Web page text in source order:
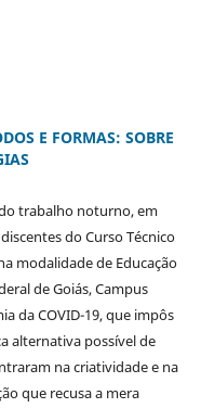
E FORMAS: SOBRE
trabalho noturno, em
do Curso Técnico
modalidade de Educação
de Goiás, Campus
da COVID-19, que impôs
alternativa possível de
na criatividade e na
que recusa a mera